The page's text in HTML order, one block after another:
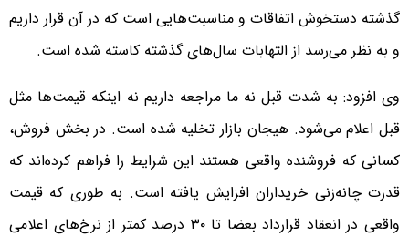
گذشته دستخوش اتفاقات و مناسبت‌هایی است که در آن قرار داریم
و به نظر می‌رسد از التهابات سال‌های گذشته کاسته شده است.
وی افزود: به شدت قبل نه ما مراجعه داریم نه اینکه قیمت‌ها مثل
قبل اعلام می‌شود. هیجان بازار تخلیه شده است. در بخش فروش،
کسانی که فروشنده واقعی هستند این شرایط را فراهم کرده‌اند که
قدرت چانه‌زنی خریداران افزایش یافته است. به طوری که قیمت
واقعی در انعقاد قرارداد بعضا تا ۳۰ درصد کمتر از نرخ‌های اعلامی